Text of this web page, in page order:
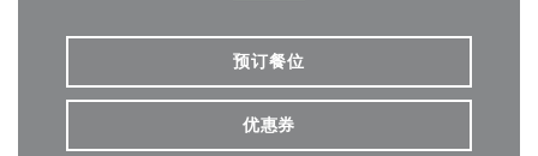
预订餐位
优惠券